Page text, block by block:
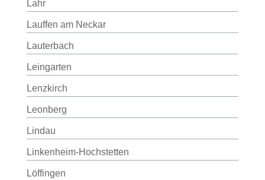
Lahr
Lauffen am Neckar
Lauterbach
Leingarten
Lenzkirch
Leonberg
Lindau
Linkenheim-Hochstetten
Löffingen